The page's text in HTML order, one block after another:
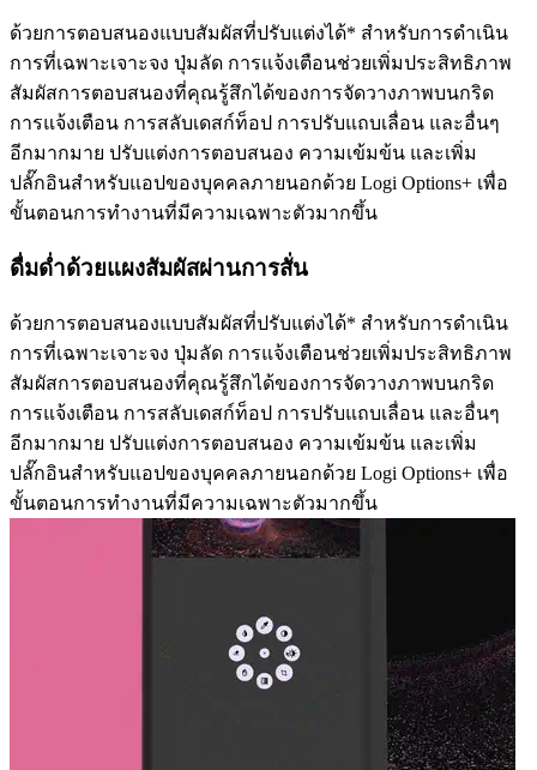
ด้วยการตอบสนองแบบสัมผัสที่ปรับแต่งได้* สำหรับการดำเนิน
การที่เฉพาะเจาะจง ปุ่มลัด การแจ้งเตือนช่วยเพิ่มประสิทธิภาพ
สัมผัสการตอบสนองที่คุณรู้สึกได้ของการจัดวางภาพบนกริด
การแจ้งเตือน การสลับเดสก์ท็อป การปรับแถบเลื่อน และอื่นๆ
อีกมากมาย ปรับแต่งการตอบสนอง ความเข้มข้น และเพิ่ม
ปลั๊กอินสำหรับแอปของบุคคลภายนอกด้วย Logi Options+ เพื่อ
ขั้นตอนการทำงานที่มีความเฉพาะตัวมากขึ้น
ดื่มด่ำด้วยแผงสัมผัสผ่านการสั่น
ด้วยการตอบสนองแบบสัมผัสที่ปรับแต่งได้* สำหรับการดำเนิน
การที่เฉพาะเจาะจง ปุ่มลัด การแจ้งเตือนช่วยเพิ่มประสิทธิภาพ
สัมผัสการตอบสนองที่คุณรู้สึกได้ของการจัดวางภาพบนกริด
การแจ้งเตือน การสลับเดสก์ท็อป การปรับแถบเลื่อน และอื่นๆ
อีกมากมาย ปรับแต่งการตอบสนอง ความเข้มข้น และเพิ่ม
ปลั๊กอินสำหรับแอปของบุคคลภายนอกด้วย Logi Options+ เพื่อ
ขั้นตอนการทำงานที่มีความเฉพาะตัวมากขึ้น